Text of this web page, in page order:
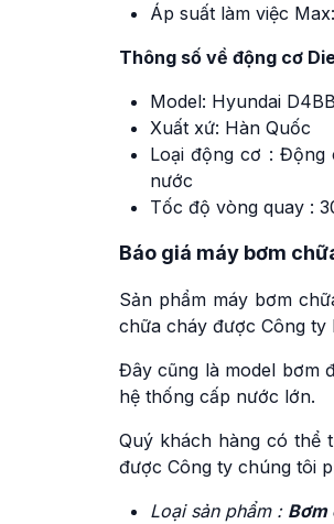
Áp suất làm việc
Thông số về động cơ
Model: Hyundai
Xuất xứ: Hàn Quốc
Loại động cơ : Động
nước
Tốc độ vòng quay :
Báo giá máy bơm
Sản phẩm máy bơm
chữa cháy được Công ty
Đây cũng là model bơm
hệ thống cấp nước lớn.
Quý khách hàng có thể
được Công ty chúng tôi
Loại sản phẩm : Bơm